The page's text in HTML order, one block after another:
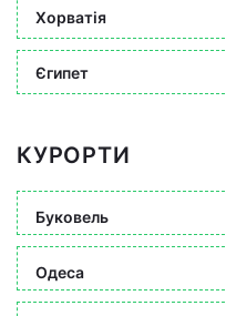
Хорватія
Єгипет
КУРОРТИ
Буковель
Одеса